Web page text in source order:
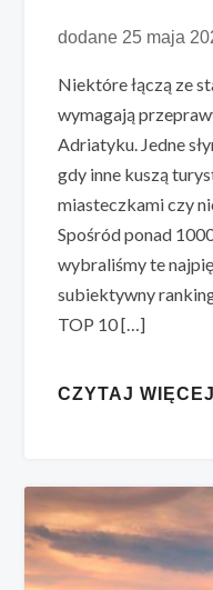
dodane 25 maja
Niektóre łączą ze
wymagają
Adriatyku. Jedne
gdy inne kuszą
miasteczkami czy
Spośród ponad
wybraliśmy te
subiektywny
TOP 10 […]
CZYTAJ WIĘCEJ